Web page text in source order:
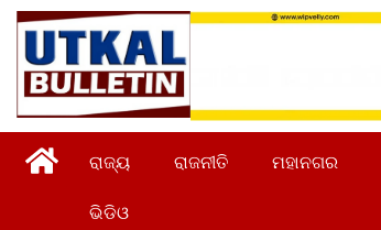
ରାଜ୍ୟ ରାଜନୀତି ମହାନଗର
ଭିଡିଓ